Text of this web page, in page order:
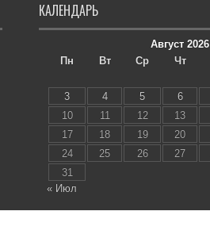
КАЛЕНДАРЬ
Август 2026
Пн
Вт Ср Чт
3
4 5 6
10
11 12 13
17
18 19 20
24
25 26 27
31
« Июл